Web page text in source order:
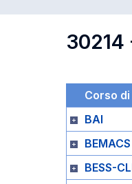
30214
Corso
BAI
BEMACS
BESS-